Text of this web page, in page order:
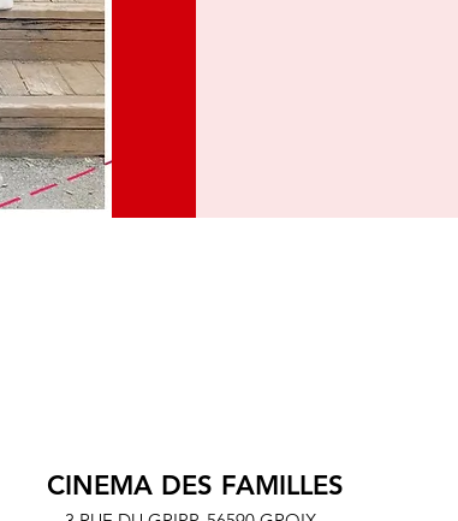
CINEMA DES FAMILLES